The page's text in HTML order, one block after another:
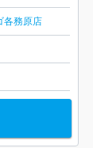
各務原店